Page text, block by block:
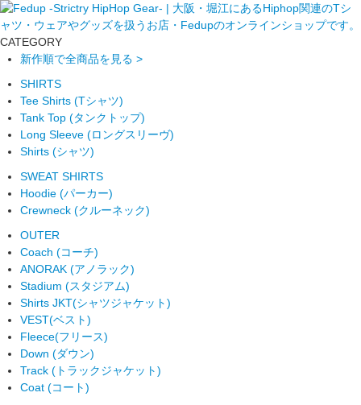
CATEGORY
新作順で全商品を見る >
SHIRTS
Tee Shirts (Tシャツ)
Tank Top (タンクトップ)
Long Sleeve (ロングスリーヴ)
Shirts (シャツ)
SWEAT SHIRTS
Hoodie (パーカー)
Crewneck (クルーネック)
OUTER
Coach (コーチ)
ANORAK (アノラック)
Stadium (スタジアム)
Shirts JKT(シャツジャケット)
VEST(ベスト)
Fleece(フリース)
Down (ダウン)
Track (トラックジャケット)
Coat (コート)